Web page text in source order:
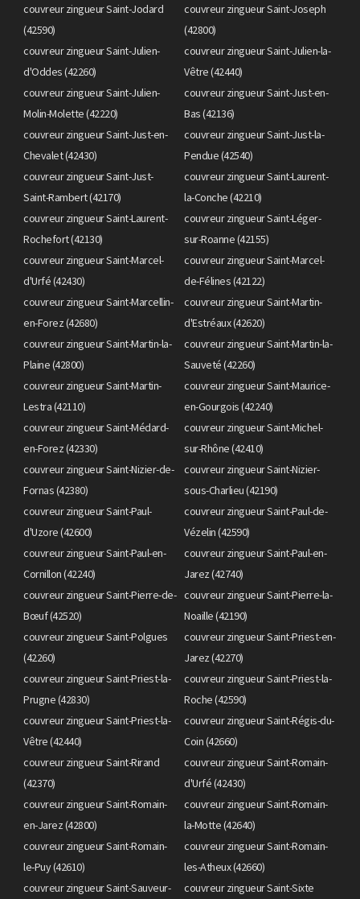
couvreur zingueur Saint-Jodard
(42590)
couvreur zingueur Saint-Joseph
(42800)
couvreur zingueur Saint-Julien-
d'Oddes (42260)
couvreur zingueur Saint-Julien-la-
Vêtre (42440)
couvreur zingueur Saint-Julien-
Molin-Molette (42220)
couvreur zingueur Saint-Just-en-
Bas (42136)
couvreur zingueur Saint-Just-en-
Chevalet (42430)
couvreur zingueur Saint-Just-la-
Pendue (42540)
couvreur zingueur Saint-Just-
Saint-Rambert (42170)
couvreur zingueur Saint-Laurent-
la-Conche (42210)
couvreur zingueur Saint-Laurent-
Rochefort (42130)
couvreur zingueur Saint-Léger-
sur-Roanne (42155)
couvreur zingueur Saint-Marcel-
d'Urfé (42430)
couvreur zingueur Saint-Marcel-
de-Félines (42122)
couvreur zingueur Saint-Marcellin-
en-Forez (42680)
couvreur zingueur Saint-Martin-
d'Estréaux (42620)
couvreur zingueur Saint-Martin-la-
Plaine (42800)
couvreur zingueur Saint-Martin-la-
Sauveté (42260)
couvreur zingueur Saint-Martin-
Lestra (42110)
couvreur zingueur Saint-Maurice-
en-Gourgois (42240)
couvreur zingueur Saint-Médard-
en-Forez (42330)
couvreur zingueur Saint-Michel-
sur-Rhône (42410)
couvreur zingueur Saint-Nizier-de-
Fornas (42380)
couvreur zingueur Saint-Nizier-
sous-Charlieu (42190)
couvreur zingueur Saint-Paul-
d'Uzore (42600)
couvreur zingueur Saint-Paul-de-
Vézelin (42590)
couvreur zingueur Saint-Paul-en-
Cornillon (42240)
couvreur zingueur Saint-Paul-en-
Jarez (42740)
couvreur zingueur Saint-Pierre-de-
Bœuf (42520)
couvreur zingueur Saint-Pierre-la-
Noaille (42190)
couvreur zingueur Saint-Polgues
(42260)
couvreur zingueur Saint-Priest-en-
Jarez (42270)
couvreur zingueur Saint-Priest-la-
Prugne (42830)
couvreur zingueur Saint-Priest-la-
Roche (42590)
couvreur zingueur Saint-Priest-la-
Vêtre (42440)
couvreur zingueur Saint-Régis-du-
Coin (42660)
couvreur zingueur Saint-Rirand
(42370)
couvreur zingueur Saint-Romain-
d'Urfé (42430)
couvreur zingueur Saint-Romain-
en-Jarez (42800)
couvreur zingueur Saint-Romain-
la-Motte (42640)
couvreur zingueur Saint-Romain-
le-Puy (42610)
couvreur zingueur Saint-Romain-
les-Atheux (42660)
couvreur zingueur Saint-Sauveur-
couvreur zingueur Saint-Sixte